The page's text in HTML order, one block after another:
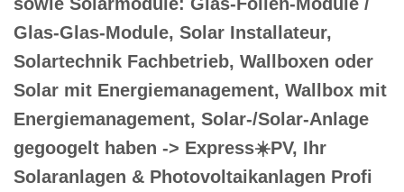
Glas-Glas-Module, Solar Installateur,
Solartechnik Fachbetrieb, Wallboxen oder
Solar mit Energiemanagement, Wallbox mit
Energiemanagement, Solar-/Solar-Anlage
gegoogelt haben -> Express☀️PV️, Ihr
Solaranlagen & Photovoltaikanlagen Profi